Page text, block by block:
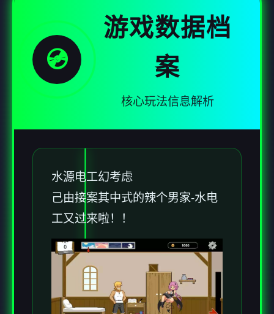
💿
游戏数据档
案
核心玩法信息解析
水源电工幻考虑
己由接案其中式的辣个男家-水电
工又过来啦！！